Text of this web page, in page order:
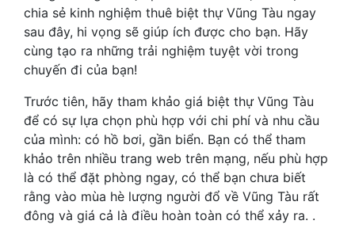
chia sẻ kinh nghiệm thuê biệt thự Vũng Tàu ngay
sau đây, hi vọng sẽ giúp ích được cho bạn. Hãy
cùng tạo ra những trải nghiệm tuyệt vời trong
chuyến đi của bạn!
Trước tiên, hãy tham khảo giá biệt thự Vũng Tàu
để có sự lựa chọn phù hợp với chi phí và nhu cầu
của mình: có hồ bơi, gần biển. Bạn có thể tham
khảo trên nhiều trang web trên mạng, nếu phù hợp
là có thể đặt phòng ngay, có thể bạn chưa biết
rằng vào mùa hè lượng người đổ về Vũng Tàu rất
đông và giá cả là điều hoàn toàn có thể xảy ra. .